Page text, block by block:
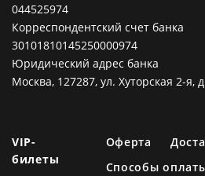
044525974
Корреспондентский счет банка
30101810145250000974
Юридический адрес банка
Москва, 127287, ул. Хуторская 2-я,
VIP-
билеты
Оферта
Способы